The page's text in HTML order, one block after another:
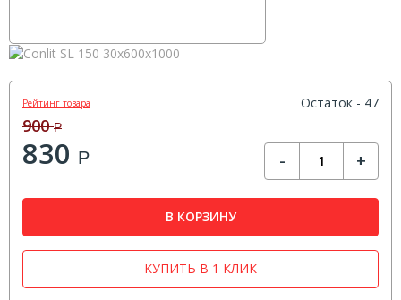
Рейтинг товара Остаток - 47
900Р
830 Р - +
В КОРЗИНУ
КУПИТЬ В 1 КЛИК